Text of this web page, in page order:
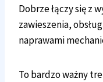
Dobrze łączy się z
zawieszenia,
naprawami
To bardzo ważny